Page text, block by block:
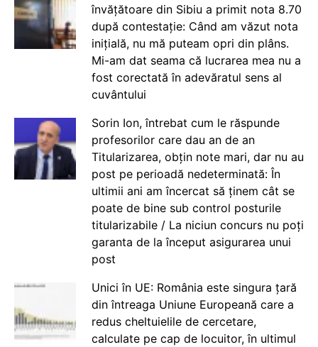
învățătoare din Sibiu a primit nota 8.70
după contestație: Când am văzut nota
inițială, nu mă puteam opri din plâns.
Mi-am dat seama că lucrarea mea nu a
fost corectată în adevăratul sens al
cuvântului
Sorin Ion, întrebat cum le răspunde
profesorilor care dau an de an
Titularizarea, obțin note mari, dar nu au
post pe perioadă nedeterminată: În
ultimii ani am încercat să ținem cât se
poate de bine sub control posturile
titularizabile / La niciun concurs nu poți
garanta de la început asigurarea unui
post
Unici în UE: România este singura țară
din întreaga Uniune Europeană care a
redus cheltuielile de cercetare,
calculate pe cap de locuitor, în ultimul